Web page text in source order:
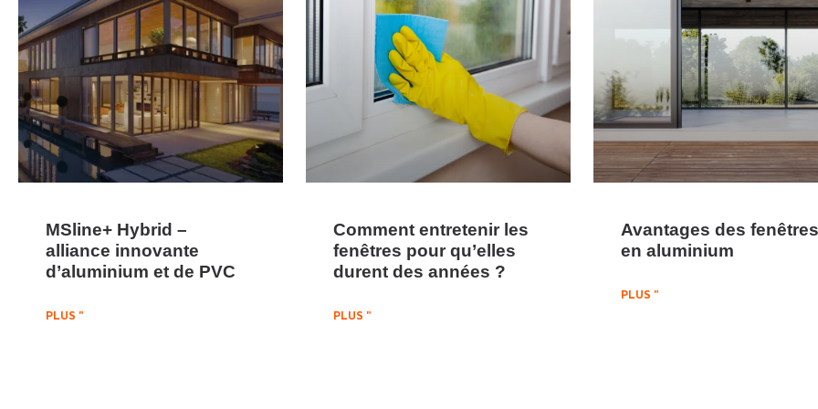
MSline+ Hybrid –
alliance innovante
d’aluminium et de PVC
PLUS "
Comment entretenir les
fenêtres pour qu’elles
durent des années ?
PLUS "
Avantages des fenêtres
en aluminium
PLUS "